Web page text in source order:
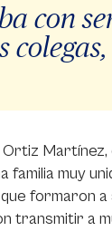
con
familia muy
formaron
transmitir a